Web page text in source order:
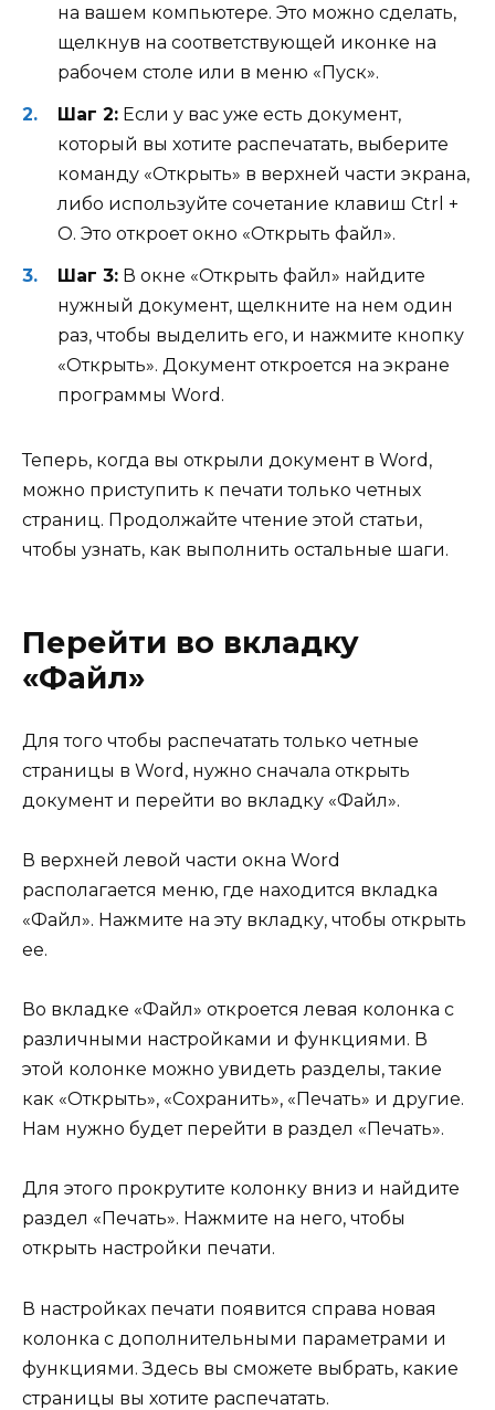
на вашем компьютере. Это можно сделать,
щелкнув на соответствующей иконке на
рабочем столе или в меню «Пуск».
Шаг 2: Если у вас уже есть документ,
который вы хотите распечатать, выберите
команду «Открыть» в верхней части экрана,
либо используйте сочетание клавиш Ctrl +
O. Это откроет окно «Открыть файл».
Шаг 3: В окне «Открыть файл» найдите
нужный документ, щелкните на нем один
раз, чтобы выделить его, и нажмите кнопку
«Открыть». Документ откроется на экране
программы Word.
Теперь, когда вы открыли документ в Word,
можно приступить к печати только четных
страниц. Продолжайте чтение этой статьи,
чтобы узнать, как выполнить остальные шаги.
Перейти во вкладку
«Файл»
Для того чтобы распечатать только четные
страницы в Word, нужно сначала открыть
документ и перейти во вкладку «Файл».
В верхней левой части окна Word
располагается меню, где находится вкладка
«Файл». Нажмите на эту вкладку, чтобы открыть
ее.
Во вкладке «Файл» откроется левая колонка с
различными настройками и функциями. В
этой колонке можно увидеть разделы, такие
как «Открыть», «Сохранить», «Печать» и другие.
Нам нужно будет перейти в раздел «Печать».
Для этого прокрутите колонку вниз и найдите
раздел «Печать». Нажмите на него, чтобы
открыть настройки печати.
В настройках печати появится справа новая
колонка с дополнительными параметрами и
функциями. Здесь вы сможете выбрать, какие
страницы вы хотите распечатать.